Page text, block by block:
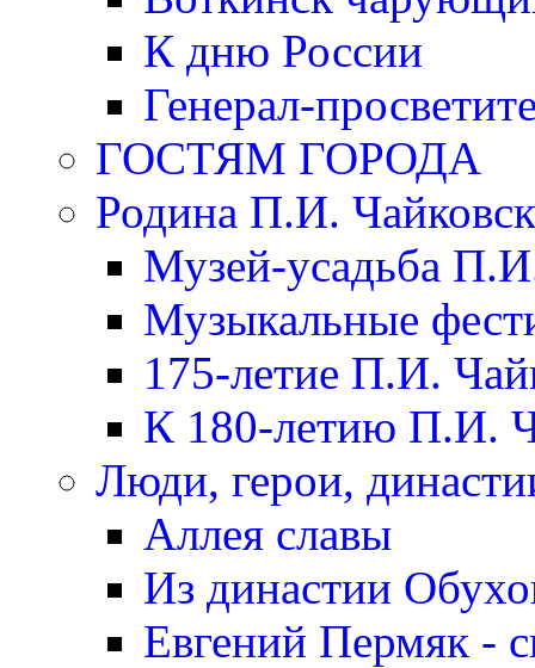
К дню России
Генерал-
ГОСТЯМ ГОРОДА
Родина П.И.
Музей-усадьба
Музыкальные
175-летие П.И.
К 180-летию П.И.
Люди, герои,
Аллея славы
Из династии
Евгений Пермяк -